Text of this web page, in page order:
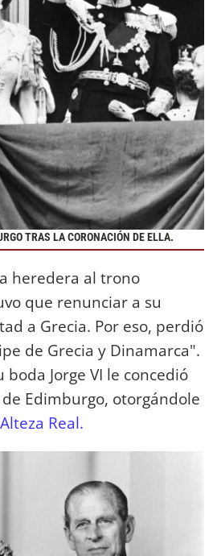
TRAS LA CORONACIÓN DE ELLA.
heredera al trono
que renunciar a su
a Grecia. Por eso, perdió
de Grecia y Dinamarca".
boda Jorge VI le concedió
Edimburgo, otorgándole
Real.